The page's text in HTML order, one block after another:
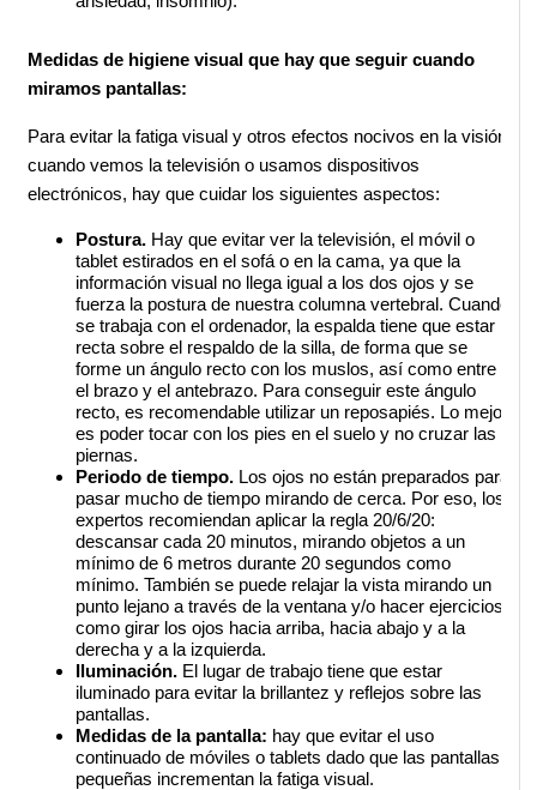
Medidas de higiene visual que hay que seguir cuando
miramos pantallas:
Para evitar la fatiga visual y otros efectos nocivos en la visión
cuando vemos la televisión o usamos dispositivos
electrónicos, hay que cuidar los siguientes aspectos:
Postura. Hay que evitar ver la televisión, el móvil o
tablet estirados en el sofá o en la cama, ya que la
información visual no llega igual a los dos ojos y se
fuerza la postura de nuestra columna vertebral. Cuando
se trabaja con el ordenador, la espalda tiene que estar
recta sobre el respaldo de la silla, de forma que se
forme un ángulo recto con los muslos, así como entre
el brazo y el antebrazo. Para conseguir este ángulo
recto, es recomendable utilizar un reposapiés. Lo mejor
es poder tocar con los pies en el suelo y no cruzar las
piernas.
Periodo de tiempo. Los ojos no están preparados para
pasar mucho de tiempo mirando de cerca. Por eso, los
expertos recomiendan aplicar la regla 20/6/20:
descansar cada 20 minutos, mirando objetos a un
mínimo de 6 metros durante 20 segundos como
mínimo. También se puede relajar la vista mirando un
punto lejano a través de la ventana y/o hacer ejercicios
como girar los ojos hacia arriba, hacia abajo y a la
derecha y a la izquierda.
Iluminación. El lugar de trabajo tiene que estar
iluminado para evitar la brillantez y reflejos sobre las
pantallas.
Medidas de la pantalla: hay que evitar el uso
continuado de móviles o tablets dado que las pantallas
pequeñas incrementan la fatiga visual.